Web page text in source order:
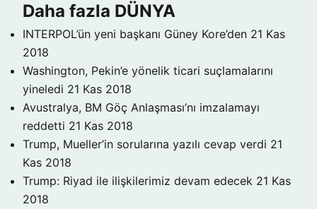
Daha fazla DÜNYA
INTERPOL’ün yeni başkanı Güney Kore’den 21 Kas
2018
Washington, Pekin’e yönelik ticari suçlamalarını
yineledi 21 Kas 2018
Avustralya, BM Göç Anlaşması’nı imzalamayı
reddetti 21 Kas 2018
Trump, Mueller’in sorularına yazılı cevap verdi 21
Kas 2018
Trump: Riyad ile ilişkilerimiz devam edecek 21 Kas
2018